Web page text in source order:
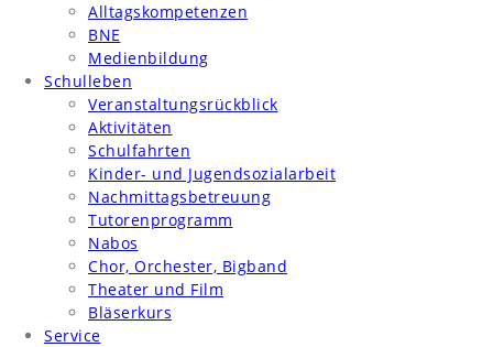
Alltagskompetenzen
BNE
Medienbildung
Schulleben
Veranstaltungsrückblick
Aktivitäten
Schulfahrten
Kinder- und Jugendsozialarbeit
Nachmittagsbetreuung
Tutorenprogramm
Nabos
Chor, Orchester, Bigband
Theater und Film
Bläserkurs
Service